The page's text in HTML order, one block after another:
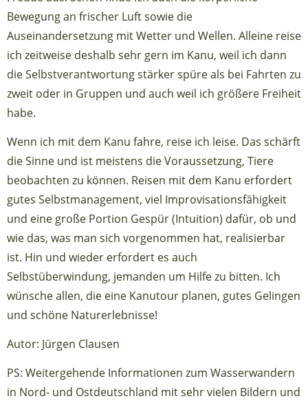
Bewegung an frischer Luft sowie die
Auseinandersetzung mit Wetter und Wellen. Alleine reise
ich zeitweise deshalb sehr gern im Kanu, weil ich dann
die Selbstverantwortung stärker spüre als bei Fahrten zu
zweit oder in Gruppen und auch weil ich größere Freiheit
habe.
Wenn ich mit dem Kanu fahre, reise ich leise. Das schärft
die Sinne und ist meistens die Voraussetzung, Tiere
beobachten zu können. Reisen mit dem Kanu erfordert
gutes Selbstmanagement, viel Improvisationsfähigkeit
und eine große Portion Gespür (Intuition) dafür, ob und
wie das, was man sich vorgenommen hat, realisierbar
ist. Hin und wieder erfordert es auch
Selbstüberwindung, jemanden um Hilfe zu bitten. Ich
wünsche allen, die eine Kanutour planen, gutes Gelingen
und schöne Naturerlebnisse!
Autor: Jürgen Clausen
PS: Weitergehende Informationen zum Wasserwandern
in Nord- und Ostdeutschland mit sehr vielen Bildern und